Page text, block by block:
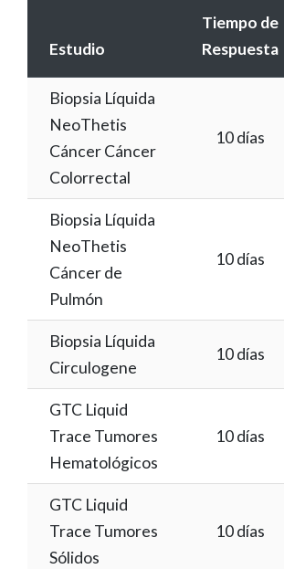
Estudio
Tiempo de
Respuesta
Biopsia Líquida
NeoThetis
Cáncer Cáncer
Colorrectal
10 días
Biopsia Líquida
NeoThetis
Cáncer de
Pulmón
10 días
Biopsia Líquida
Circulogene
10 días
GTC Liquid
Trace Tumores
Hematológicos
10 días
GTC Liquid
Trace Tumores
Sólidos
10 días